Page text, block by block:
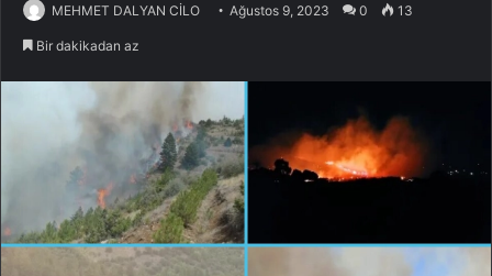
MEHMET DALYAN CİLO Ağustos 9, 2023 0 13
Bir dakikadan az